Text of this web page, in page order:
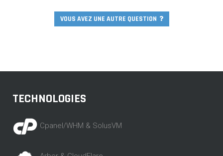
redondé et compartimenté ! Pour exemple : chaque
provient lui même de deux sources différentes (RTE).
VOUS AVEZ UNE AUTRE QUESTION
TECHNOLOGIES
Cpanel/WHM & SolusVM